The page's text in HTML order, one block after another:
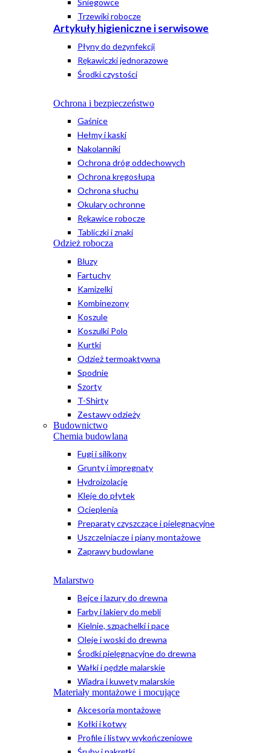
Śniegowce
Trzewiki robocze
Artykuły higieniczne i serwisowe
Płyny do dezynfekcji
Rękawiczki jednorazowe
Środki czystości
Ochrona i bezpieczeństwo
Gaśnice
Hełmy i kaski
Nakolanniki
Ochrona dróg oddechowych
Ochrona kręgosłupa
Ochrona słuchu
Okulary ochronne
Rękawice robocze
Tabliczki i znaki
Odzież robocza
Bluzy
Fartuchy
Kamizelki
Kombinezony
Koszule
Koszulki Polo
Kurtki
Odzież termoaktywna
Spodnie
Szorty
T-Shirty
Zestawy odzieży
Budownictwo
Chemia budowlana
Fugi i silikony
Grunty i impregnaty
Hydroizolacje
Kleje do płytek
Ocieplenia
Preparaty czyszczące i pielęgnacyjne
Uszczelniacze i piany montażowe
Zaprawy budowlane
Malarstwo
Bejce i lazury do drewna
Farby i lakiery do mebli
Kielnie, szpachelki i pace
Oleje i woski do drewna
Środki pielęgnacyjne do drewna
Wałki i pędzle malarskie
Wiadra i kuwety malarskie
Materiały montażowe i mocujące
Akcesoria montażowe
Kołki i kotwy
Profile i listwy wykończeniowe